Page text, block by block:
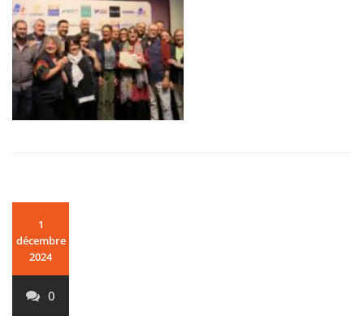
1
décembre
2024
0